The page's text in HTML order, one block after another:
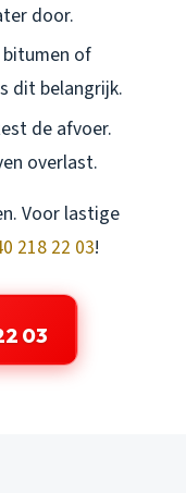
door.
bitumen of
dit belangrijk.
de afvoer.
overlast.
Voor lastige
218 22 03!
03